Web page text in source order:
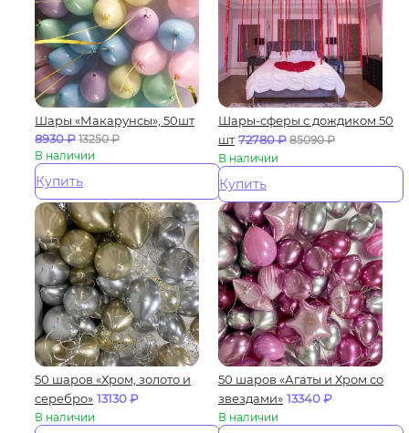
Шары «Макарунсы», 50шт
8930₽ 13250₽
В наличии
Купить
Шары-сферы с дождиком 50
шт 72780₽ 85090₽
В наличии
Купить
50 шаров «Хром, золото и
серебро» 13130₽
В наличии
50 шаров «Агаты и Хром со
звездами» 13340₽
В наличии